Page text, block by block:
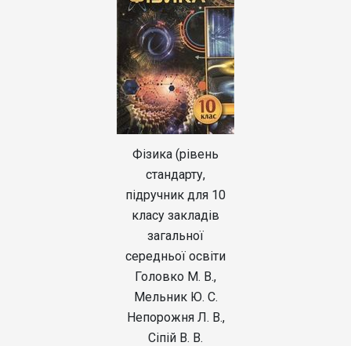
Фізика (рівень
стандарту,
підручник для 10
класу закладів
загальної
середньої освіти
Головко М. В.,
Мельник Ю. С.
Непорожня Л. В.,
Сіпій В. В.